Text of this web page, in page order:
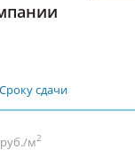
Сроку сдачи
руб./м2